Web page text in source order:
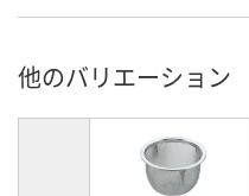
他のバリエーション